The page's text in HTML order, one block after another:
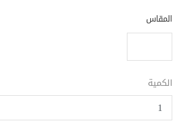
المقاس
الكمية